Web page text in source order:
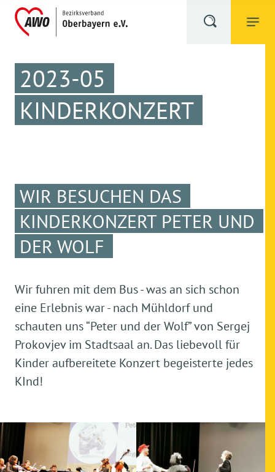
2023-05
KINDERKONZERT
WIR BESUCHEN DAS
KINDERKONZERT PETER UND
DER WOLF
Wir fuhren mit dem Bus - was an sich schon
eine Erlebnis war - nach Mühldorf und
schauten uns “Peter und der Wolf” von Sergej
Prokovjev im Stadtsaal an. Das liebevoll für
Kinder aufbereitete Konzert begeisterte jedes
KInd!